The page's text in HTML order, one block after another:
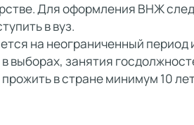
Для оформления ВНЖ
в вуз.
на неограниченный период
выборах, занятия
в стране минимум 10